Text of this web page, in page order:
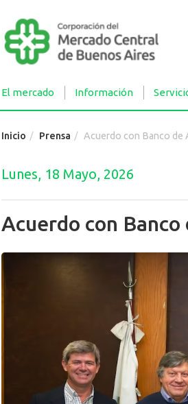
El mercado Información
Inicio Prensa Acuerdo con Banco de
Lunes, 18 Mayo, 2026
Acuerdo con